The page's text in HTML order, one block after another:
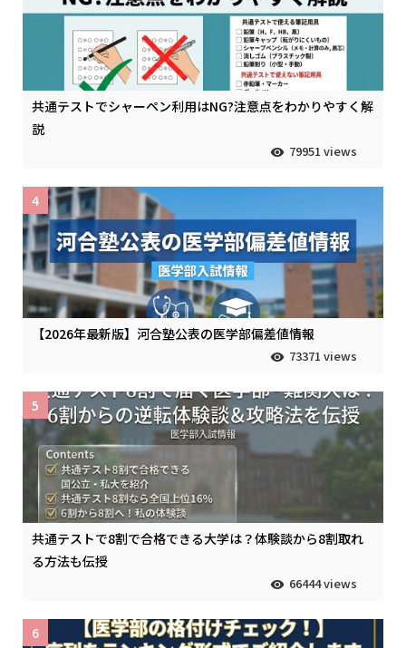
共通テストでシャーペン利用はNG?注意点をわかりやすく解
説
79951 views
【2026年最新版】河合塾公表の医学部偏差値情報
73371 views
4
共通テストで8割で合格できる大学は？体験談から8割取れ
る方法も伝授
66444 views
5
6